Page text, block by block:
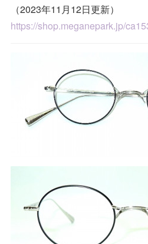
（2023年11月12日更新）
https://shop.meganepark.jp/